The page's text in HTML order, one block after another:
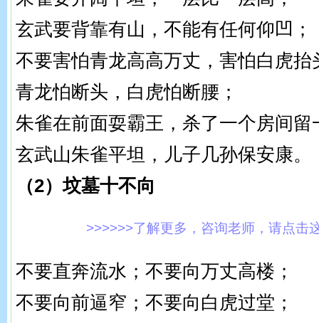
玄武要背靠有山，不能有任何仰凹；
不要害怕青龙高高万丈，害怕白虎抬
青龙怕断头，白虎怕断腰；
朱雀在前面耍霸王，杀了一个房间留
玄武山朱雀平坦，儿子几孙保安康。
（2）坟墓十不向
>>>>>>了解更多，咨询老师，请点击
不要直奔流水；不要向万丈高楼；
不要向前逼窄；不要向白虎过堂；